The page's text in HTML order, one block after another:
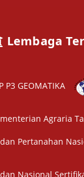
Lembaga
P3 GEOMATIKA
Agraria
Pertanahan
Nasional